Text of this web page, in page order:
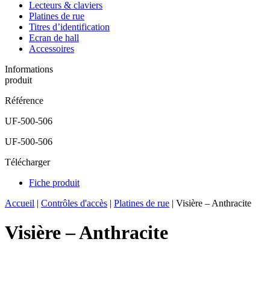
Lecteurs & claviers
Platines de rue
Titres d’identification
Ecran de hall
Accessoires
Informations
produit
Référence
UF-500-506
UF-500-506
Télécharger
Fiche produit
Accueil | Contrôles d'accès | Platines de rue | Visière – Anthracite
Visière – Anthracite